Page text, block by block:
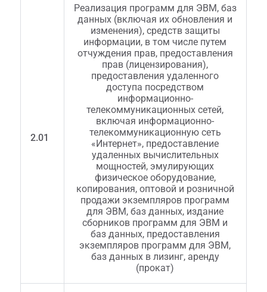
2.01
Реализация программ для ЭВМ, баз
данных (включая их обновления и
изменения), средств защиты
информации, в том числе путем
отчуждения прав, предоставления
прав (лицензирования),
предоставления удаленного
доступа посредством
информационно-
телекоммуникационных сетей,
включая информационно-
телекоммуникационную сеть
«Интернет», предоставление
удаленных вычислительных
мощностей, эмулирующих
физическое оборудование,
копирования, оптовой и розничной
продажи экземпляров программ
для ЭВМ, баз данных, издание
сборников программ для ЭВМ и
баз данных, предоставления
экземпляров программ для ЭВМ,
баз данных в лизинг, аренду
(прокат)